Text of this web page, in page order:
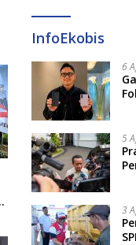
InfoEkobis
6
5
3